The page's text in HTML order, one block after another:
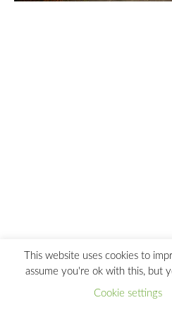
This website uses cookies to
assume you're ok with this, but
Cookie settings